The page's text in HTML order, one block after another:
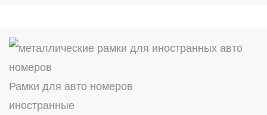
Рамки для авто номеров
иностранные